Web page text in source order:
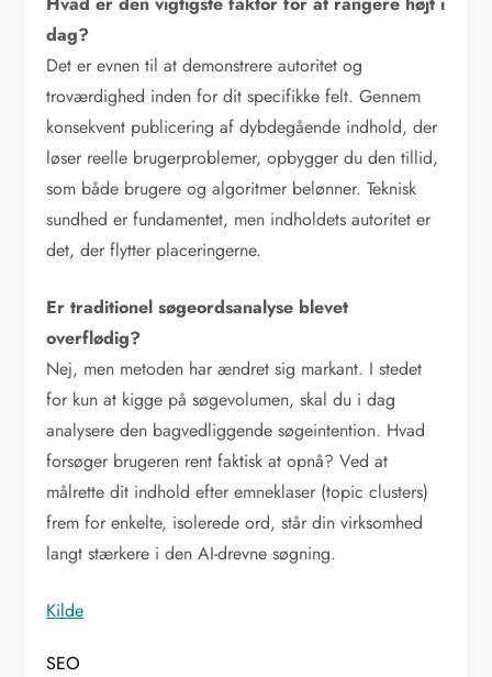
dag?
Det er evnen til at demonstrere autoritet og
troværdighed inden for dit specifikke felt. Gennem
konsekvent publicering af dybdegående indhold, der
løser reelle brugerproblemer, opbygger du den tillid,
som både brugere og algoritmer belønner. Teknisk
sundhed er fundamentet, men indholdets autoritet er
det, der flytter placeringerne.
Er traditionel søgeordsanalyse blevet
overflødig?
Nej, men metoden har ændret sig markant. I stedet
for kun at kigge på søgevolumen, skal du i dag
analysere den bagvedliggende søgeintention. Hvad
forsøger brugeren rent faktisk at opnå? Ved at
målrette dit indhold efter emneklaser (topic clusters)
frem for enkelte, isolerede ord, står din virksomhed
langt stærkere i den AI-drevne søgning.
Kilde
SEO